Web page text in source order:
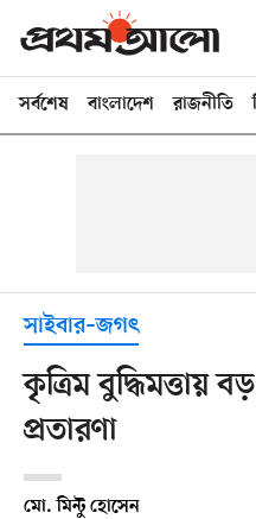
সর্বশেষ বাংলাদেশ রাজনীতি
সাইবার–জগৎ
কৃত্রিম বুদ্ধিমত্তায়
প্রতারণা
মো. মিন্টু হোসেন